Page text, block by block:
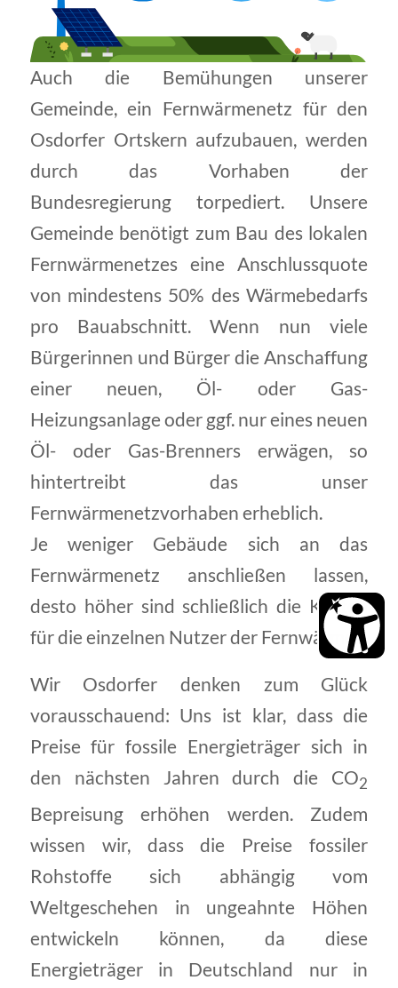
Auch die Bemühungen unserer
Gemeinde, ein Fernwärmenetz für den
Osdorfer Ortskern aufzubauen, werden
durch das Vorhaben der
Bundesregierung torpediert. Unsere
Gemeinde benötigt zum Bau des lokalen
Fernwärmenetzes eine Anschlussquote
von mindestens 50% des Wärmebedarfs
pro Bauabschnitt. Wenn nun viele
Bürgerinnen und Bürger die Anschaffung
einer neuen, Öl- oder Gas-
Heizungsanlage oder ggf. nur eines neuen
Öl- oder Gas-Brenners erwägen, so
hintertreibt das unser
Fernwärmenetzvorhaben erheblich.
Je weniger Gebäude sich an das
Fernwärmenetz anschließen lassen,
desto höher sind schließlich die Kosten
für die einzelnen Nutzer der Fernwärme.
Wir Osdorfer denken zum Glück
vorausschauend: Uns ist klar, dass die
Preise für fossile Energieträger sich in
den nächsten Jahren durch die CO2
Bepreisung erhöhen werden. Zudem
wissen wir, dass die Preise fossiler
Rohstoffe sich abhängig vom
Weltgeschehen in ungeahnte Höhen
entwickeln können, da diese
Energieträger in Deutschland nur in